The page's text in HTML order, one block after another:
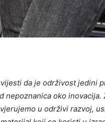
da je održivost jedini
oko inovacija.
vjerujemo u održivi razvoj,